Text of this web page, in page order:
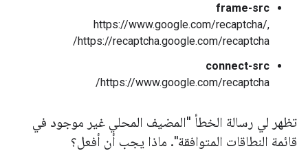
frame-src
https://www.google.com/recaptcha/,
https://recaptcha.google.com/recaptcha/
connect-src
https://www.google.com/recaptcha/
تظهر لي رسالة الخطأ "المضيف المحلي غير موجود في
قائمة النطاقات المتوافقة". ماذا يجب أن أفعل؟